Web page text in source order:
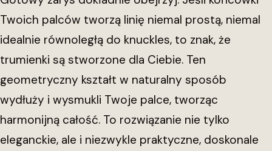
Twoich palców tworzą linię niemal prostą, niemal
idealnie równoległą do knuckles, to znak, że
trumienki są stworzone dla Ciebie. Ten
geometryczny kształt w naturalny sposób
wydłuży i wysmukli Twoje palce, tworząc
harmonijną całość. To rozwiązanie nie tylko
eleganckie, ale i niezwykle praktyczne, doskonale